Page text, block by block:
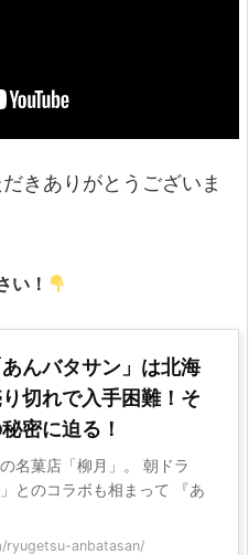
きありがとうございま
い！
んバタサン」は北海
切れで入手困難！そ
密に迫る！
名菓店「柳月」。 朝ドラ
」とのコラボも相まって 『あ
ryugetsu-anbatasan/